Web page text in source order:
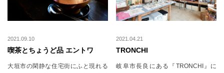
2021.09.10
喫茶とちょうど品 エントワ
大垣市の閑静な住宅街にふと現れる
2021.04.21
TRONCHI
岐阜市長良にある『TRONCHI』に